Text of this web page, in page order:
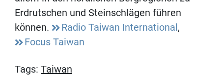
Erdrutschen und Steinschlägen führen
können.
Radio Taiwan International ,
Focus Taiwan
Tags: Taiwan